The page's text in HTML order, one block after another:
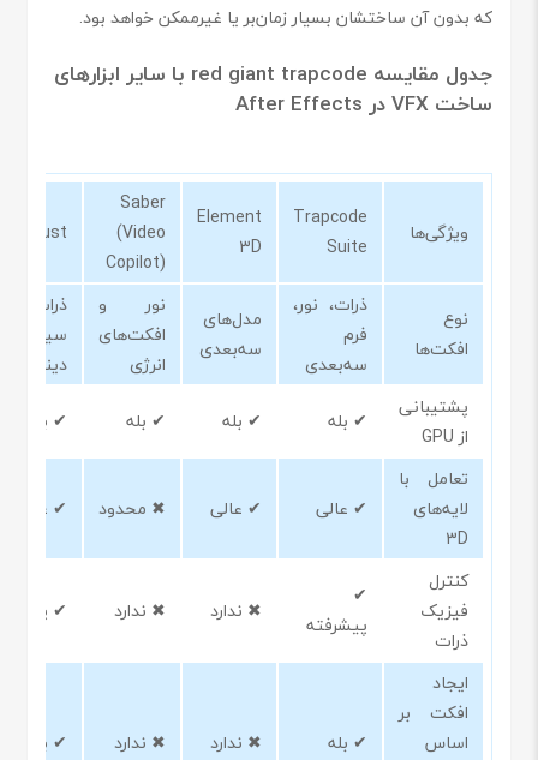
که بدون آن ساختشان بسیار زمان‌بر یا غیرممکن خواهد بود.
جدول مقایسه red giant trapcode با سایر ابزارهای
ساخت VFX در After Effects
ویژگی‌ها
Trapcode
Suite
Element
3D
Saber
(Video
Copilot)
نوع
افکت‌ها
ذرات، نور،
فرم
سه‌بعدی
مدل‌های
سه‌بعدی
نور و
افکت‌های
انرژی
دینامیک
پشتیبانی
از GPU
✔ بله ✔ بله ✔ بله
✔ بله
تعامل با
لایه‌های
3D
✔ عالی ✔ عالی ✖ محدود ✔ عالی
کنترل
فیزیک
ذرات
✔
پیشرفته
✖ ندارد ✖ ندارد ✔
ایجاد
افکت بر
اساس
✔ بله ✖ ندارد ✖ ندارد ✔ بله